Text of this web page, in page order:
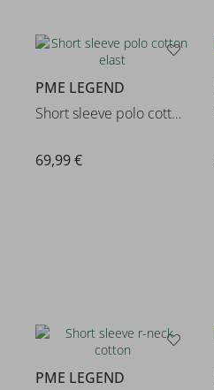
PME LEGEND
Short sleeve polo cotton elast
69,99 €
PME LEGEND